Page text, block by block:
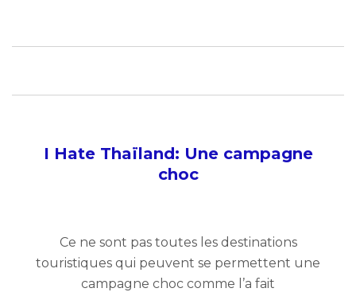
I Hate Thaïland: Une campagne
choc
Ce ne sont pas toutes les destinations
touristiques qui peuvent se permettent une
campagne choc comme l’a fait